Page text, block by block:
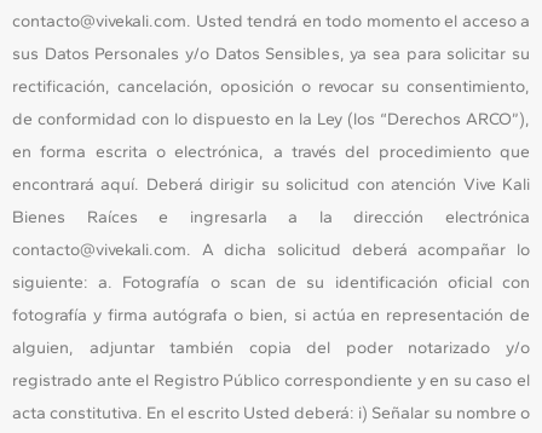
contacto@vivekali.com. Usted tendrá en todo momento el acceso a
sus Datos Personales y/o Datos Sensibles, ya sea para solicitar su
rectificación, cancelación, oposición o revocar su consentimiento,
de conformidad con lo dispuesto en la Ley (los “Derechos ARCO”),
en forma escrita o electrónica, a través del procedimiento que
encontrará aquí. Deberá dirigir su solicitud con atención Vive Kali
Bienes Raíces e ingresarla a la dirección electrónica
contacto@vivekali.com. A dicha solicitud deberá acompañar lo
siguiente: a. Fotografía o scan de su identificación oficial con
fotografía y firma autógrafa o bien, si actúa en representación de
alguien, adjuntar también copia del poder notarizado y/o
registrado ante el Registro Público correspondiente y en su caso el
acta constitutiva. En el escrito Usted deberá: i) Señalar su nombre o